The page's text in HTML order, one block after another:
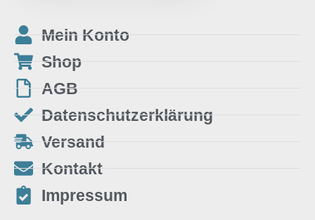
Mein Konto
Shop
AGB
Datenschutzerklärung
Versand
Kontakt
Impressum